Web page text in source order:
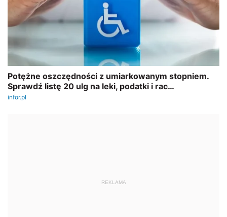
REKLAMA